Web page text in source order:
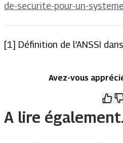
de-securite-pour-un-
[1] Définition de l’ANSSI
Avez-vous
A lire également.